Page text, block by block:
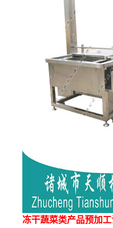
冻干蔬菜类产品预加